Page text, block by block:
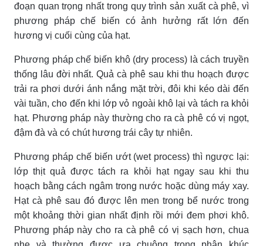
đoạn quan trọng nhất trong quy trình sản xuất cà phê, vì
phương pháp chế biến có ảnh hưởng rất lớn đến
hương vị cuối cùng của hạt.
Phương pháp chế biến khô (dry process) là cách truyền
thống lâu đời nhất. Quả cà phê sau khi thu hoạch được
trải ra phơi dưới ánh nắng mặt trời, đôi khi kéo dài đến
vài tuần, cho đến khi lớp vỏ ngoài khô lại và tách ra khỏi
hạt. Phương pháp này thường cho ra cà phê có vị ngọt,
đậm đà và có chút hương trái cây tự nhiên.
Phương pháp chế biến ướt (wet process) thì ngược lại:
lớp thịt quả được tách ra khỏi hạt ngay sau khi thu
hoạch bằng cách ngâm trong nước hoặc dùng máy xay.
Hạt cà phê sau đó được lên men trong bể nước trong
một khoảng thời gian nhất định rồi mới đem phơi khô.
Phương pháp này cho ra cà phê có vị sạch hơn, chua